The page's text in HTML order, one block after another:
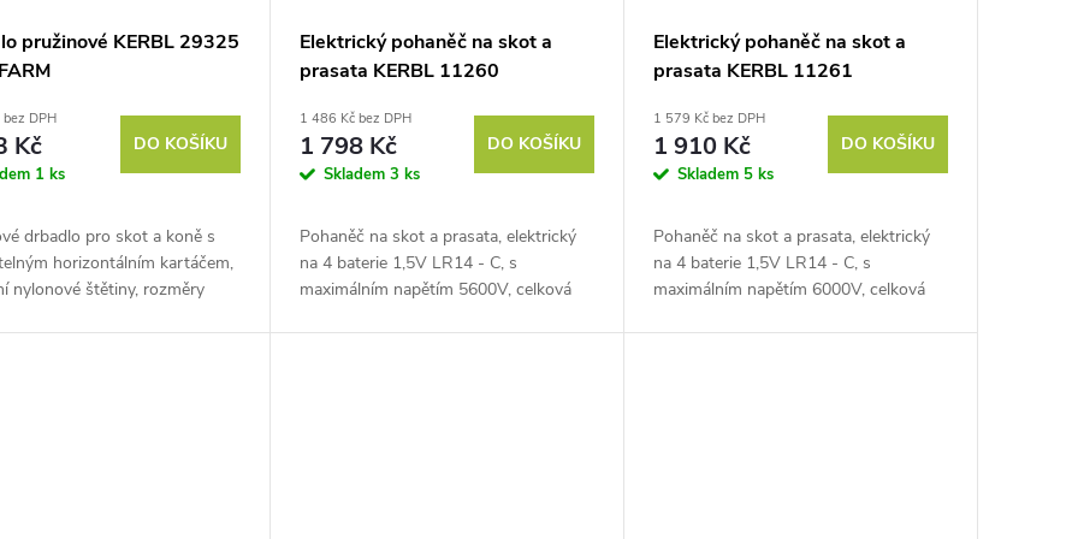
pružinové KERBL 29325
DPH
Kč
1 ks
DO KOŠÍKU
drbadlo pro skot a koně s
horizontálním kartáčem,
nylonové štětiny, rozměry
Elektrický pohaněč na skot a
prasata KERBL 11260
1 486 Kč bez DPH
1 798 Kč
Skladem 3 ks
DO KOŠÍKU
Pohaněč na skot a prasata, elektrický
na 4 baterie 1,5V LR14 - C, s
maximálním napětím 5600V, celková
Elektrický pohaněč na skot a
prasata KERBL 11261
1 579 Kč bez DPH
1 910 Kč
Skladem 5 ks
DO KOŠÍKU
Pohaněč na skot a prasata, elektrický
na 4 baterie 1,5V LR14 - C, s
maximálním napětím 6000V, celková